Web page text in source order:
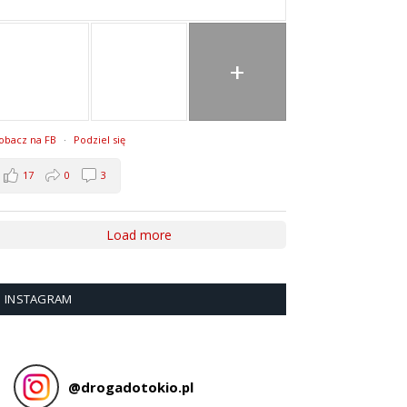
+
na FB · Podziel się
17 0 3
Load more
INSTAGRAM
@drogadotokio.pl